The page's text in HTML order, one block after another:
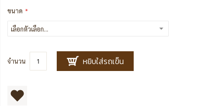
ขนาด
จำนวน หยิบใส่รถเข็น